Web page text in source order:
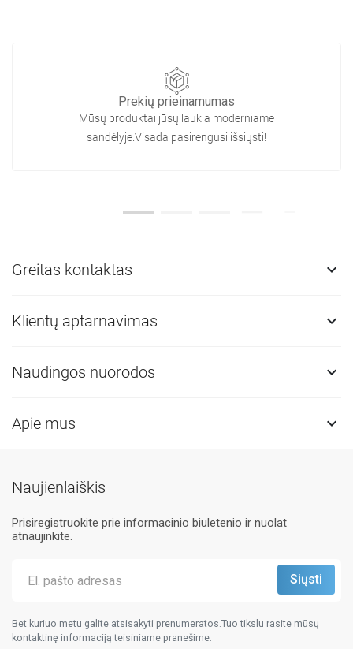
Prekių prieinamumas
Mūsų produktai jūsų laukia moderniame
sandėlyje.Visada pasirengusi išsiųsti!
Greitas kontaktas 
Klientų aptarnavimas 
Naudingos nuorodos 
Apie mus 
Naujienlaiškis
Prisiregistruokite prie informacinio biuletenio ir nuolat
atnaujinkite.
Bet kuriuo metu galite atsisakyti prenumeratos.Tuo tikslu rasite mūsų
kontaktinę informaciją teisiniame pranešime.